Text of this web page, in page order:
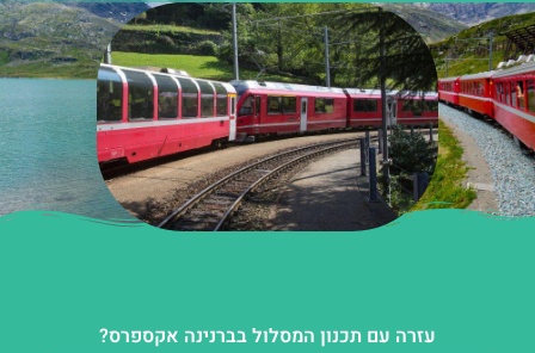
עזרה עם תכנון המסלול בברנינה אקספרס?